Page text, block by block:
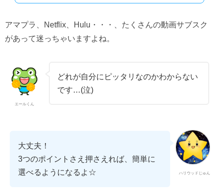
アマプラ、Netflix、Hulu・・・、たくさんの動画サブスク
があって迷っちゃいますよね。
エールくん
どれが自分にピッタリなのかわからない
です…(泣)
ハリウッドじゅん
大丈夫！
3つのポイントさえ押さえれば、簡単に
選べるようになるよ☆